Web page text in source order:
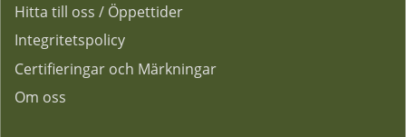
Hitta till oss / Öppettider
Integritetspolicy
Certifieringar och Märkningar
Om oss